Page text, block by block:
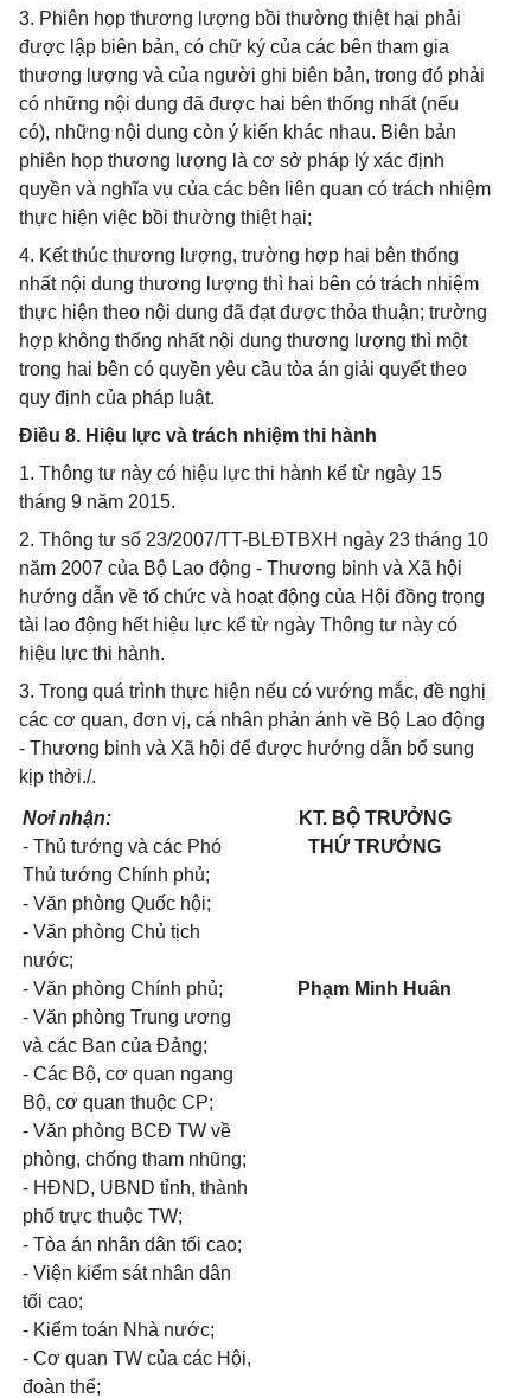
3. Phiên họp thương lượng bồi thường thiệt hại phải
được lập biên bản, có chữ ký của các bên tham gia
thương lượng và của người ghi biên bản, trong đó phải
có những nội dung đã được hai bên thống nhất (nếu
có), những nội dung còn ý kiến khác nhau. Biên bản
phiên họp thương lượng là cơ sở pháp lý xác định
quyền và nghĩa vụ của các bên liên quan có trách nhiệm
thực hiện việc bồi thường thiệt hại;
4. Kết thúc thương lượng, trường hợp hai bên thống
nhất nội dung thương lượng thì hai bên có trách nhiệm
thực hiện theo nội dung đã đạt được thỏa thuận; trường
hợp không thống nhất nội dung thương lượng thì một
trong hai bên có quyền yêu cầu tòa án giải quyết theo
quy định của pháp luật.
Điều 8. Hiệu lực và trách nhiệm thi hành
1. Thông tư này có hiệu lực thi hành kể từ ngày 15
tháng 9 năm 2015.
2. Thông tư số 23/2007/TT-BLĐTBXH ngày 23 tháng 10
năm 2007 của Bộ Lao động - Thương binh và Xã hội
hướng dẫn về tổ chức và hoạt động của Hội đồng trọng
tài lao động hết hiệu lực kể từ ngày Thông tư này có
hiệu lực thi hành.
3. Trong quá trình thực hiện nếu có vướng mắc, đề nghị
các cơ quan, đơn vị, cá nhân phản ánh về Bộ Lao động
- Thương binh và Xã hội để được hướng dẫn bổ sung
kịp thời./.
Nơi nhận:
- Thủ tướng và các Phó
Thủ tướng Chính phủ;
- Văn phòng Quốc hội;
- Văn phòng Chủ tịch
nước;
- Văn phòng Chính phủ;
- Văn phòng Trung ương
và các Ban của Đảng;
- Các Bộ, cơ quan ngang
Bộ, cơ quan thuộc CP;
- Văn phòng BCĐ TW về
phòng, chống tham nhũng;
- HĐND, UBND tỉnh, thành
phố trực thuộc TW;
- Tòa án nhân dân tối cao;
- Viện kiểm sát nhân dân
tối cao;
- Kiểm toán Nhà nước;
- Cơ quan TW của các Hội,
đoàn thể;
KT. BỘ TRƯỞNG
THỨ TRƯỞNG
Phạm Minh Huân